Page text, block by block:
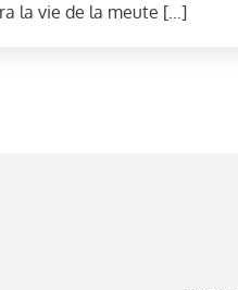
la vie de la meute […]